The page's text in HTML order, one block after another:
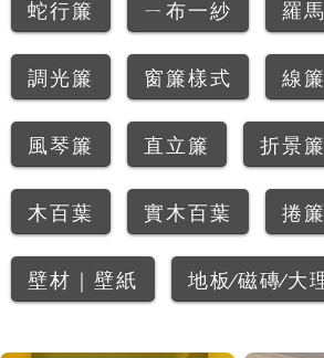
蛇行簾 ㄧ布一紗 羅
調光簾 窗簾樣式 線簾
風琴簾 直立簾 折景簾
木百葉 實木百葉 捲簾
壁材｜壁紙 地板∕磁磚∕大